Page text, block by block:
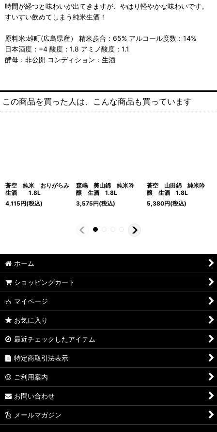
時間が経つと味わいが出てきますが、やはり軽やかな味わいです。
すいすい飲めてしまう純米生酒！
原料米:雄町(広島県産） 精米歩合：65% アルコール度数：14%
日本酒度：+4 酸度：1.8 アミノ酸度：1.1
酵母：非公開 コンディション：生酒
この商品を買った人は、こんな商品も買っています
蒼空 純米 おりがらみ
生酒 1.8L
4,115円(税込)
森嶋 美山錦 純米吟
醸 生酒 1.8L
3,575円(税込)
蒼空 山田錦 純米吟
醸 生酒 1.8L
5,380円(税込)
ホーム
ショッピングカート
マイページ
お気に入り
最近チェックしたアイテム
特定商取引法表示
ご利用案内
お問い合わせ
メールマガジン